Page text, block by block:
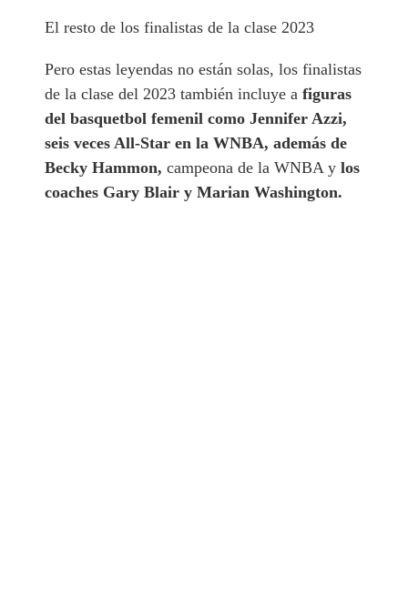
El resto de los finalistas de la clase 2023
Pero estas leyendas no están solas, los finalistas
de la clase del 2023 también incluye afiguras
del basquetbol femenil como Jennifer Azzi,
seis veces All-Star en la WNBA, además de
Becky Hammon, campeona de la WNBA ylos
coaches Gary Blair y Marian Washington.